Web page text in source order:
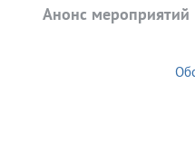
Анонс мероприятий